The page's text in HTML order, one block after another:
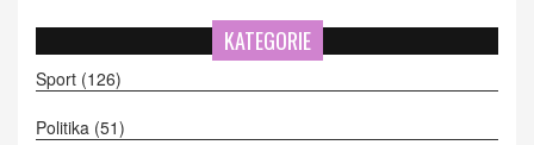
KATEGORIE
Sport (126)
Politika (51)